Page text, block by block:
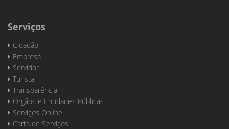
Serviços
Cidadão
Empresa
Servidor
Turista
Transparência
Órgãos e Entidades Públicas
Serviços Online
Carta de Serviços